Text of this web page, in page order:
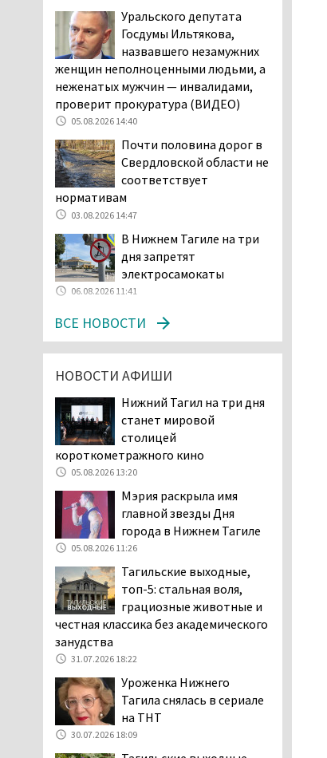
города в Нижнем Тагиле
05.08.2026 11:26
В Нижнем Тагиле
разыскивают 45-летнего
Виталия Говорухина
05.08.2026 11:10
Во втором квартале
текущего года
мошенники украли у
клиентов российских банков 7,4 млрд
рублей
Жителей центра Нижнего
Тагила напугала система
оповещения о
04.08.2026 17:57
«Выезжать на круговое
опасно: машин, которые
надо пропускать, почти не видно».
Тагильчане пожаловались на плохой
обзор из-за высокой травы у дороги
на перекрёстке улиц Серова и
Первомайской
Отлавливать собак в
Нижнем Тагиле будут
«дорожники»
На фоне острой нехватки
полицейских в Нижнем
Тагиле растёт
подростковая преступность
04.08.2026 14:58
Нижний Тагил — лидер по
выявленным нарушениям
при утилизации
строительного мусора
Уральского депутата
Госдумы Ильтякова,
назвавшего незамужних
женщин неполноценными людьми, а
неженатых мужчин — инвалидами,
проверит прокуратура (ВИДЕО)
05.08.2026 14:40
Почти половина дорог в
Свердловской области не
соответствует
нормативам
03.08.2026 14:47
В Нижнем Тагиле на три
дня запретят
электросамокаты
06.08.2026 11:41
ВСЕ НОВОСТИ
НОВОСТИ АФИШИ
Нижний Тагил на три дня
станет мировой
столицей
короткометражного кино
05.08.2026 13:20
Мэрия раскрыла имя
главной звезды Дня
города в Нижнем Тагиле
05.08.2026 11:26
Тагильские выходные,
топ-5: стальная воля,
грациозные животные и
честная классика без академического
занудства
31.07.2026 18:22
Уроженка Нижнего
Тагила снялась в сериале
на ТНТ
30.07.2026 18:09